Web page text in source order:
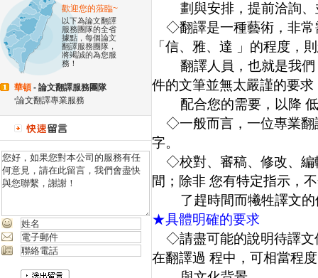
歡迎您的蒞臨~
以下為論文翻譯
服務團隊的全省
據點，每個論文
翻譯服務團隊，
將竭誠的為您服
務！
華頓 - 論文翻譯服務團隊
論文翻譯專業服務
劃與安排，提前洽詢、
◇翻譯是一種藝術，非常
「信、雅、達 」的程度，
翻譯人員，也就是我們
件的文筆並無太嚴謹的要
配合您的需要，以降 低
◇一般而言，一位專業翻
字。
◇校對、審稿、修改、編
間；除非 您有特定指示，
了趕時間而犧牲譯文的
★具體明確的要求
◇請盡可能的說明待譯文
在翻譯過 程中，可相當程